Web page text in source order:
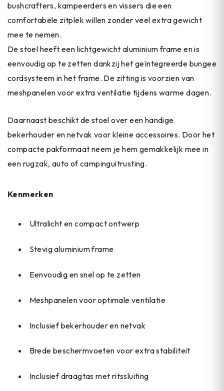
bushcrafters, kampeerders en vissers die een
comfortabele zitplek willen zonder veel extra gewicht
mee te nemen.
De stoel heeft een lichtgewicht aluminium frame en is
eenvoudig op te zetten dankzij het geïntegreerde bungee
cordsysteem in het frame. De zitting is voorzien van
meshpanelen voor extra ventilatie tijdens warme dagen.
Daarnaast beschikt de stoel over een handige
bekerhouder en netvak voor kleine accessoires. Door het
compacte pakformaat neem je hem gemakkelijk mee in
een rugzak, auto of campinguitrusting.
Kenmerken
Ultralicht en compact ontwerp
Stevig aluminium frame
Eenvoudig en snel op te zetten
Meshpanelen voor optimale ventilatie
Inclusief bekerhouder en netvak
Brede beschermvoeten voor extra stabiliteit
Inclusief draagtas met ritssluiting